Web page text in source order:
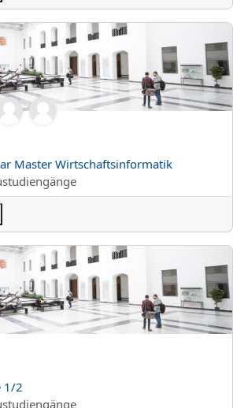
Wirtschaftsinformatik
Master Wirtschaftsinformatik
2
1/2